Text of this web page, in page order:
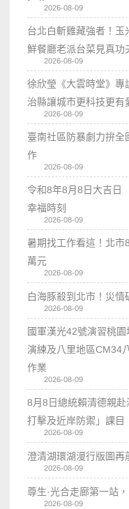
2026-08-09
台北白斬雞藏強者！
鮮餐廳老派台菜見真功
2026-08-09
徐欣瑩《大雲時堂》專
治縣讓城市更科技更
2026-08-09
臺南社區防暴劇力拚
作
2026-08-09
令和8年8月8日大吉日
幸福時刻
2026-08-09
暑期找工作看這！北
萬元
2026-08-09
白海豚殺到北市！災
2026-08-09
國軍漢光42號演習桃
演練及八里地區CM34
作業
2026-08-09
8月8日總統賴清德親
打擊及近岸防禦」課目
2026-08-09
澄清湖環湖漫行版圖再
2026-08-09
尊生·光合走廊第一站
2026-08-09